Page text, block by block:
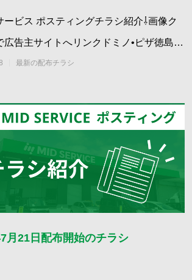
ービス ポスティングチラシ紹介⇩画像ク
広告主サイトへリンクドミノ•ピザ徳島二
ング•オブ•ピザ NEW
最新の配布チラシ
月21日配布開始のチラシ